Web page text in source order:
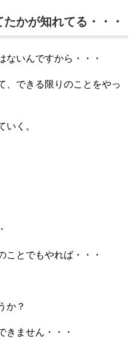
かが知れてる・・・
ないんですから・・・
、できる限りのことをやっ
いく。
ことでもやれば・・・
か？
きません・・・